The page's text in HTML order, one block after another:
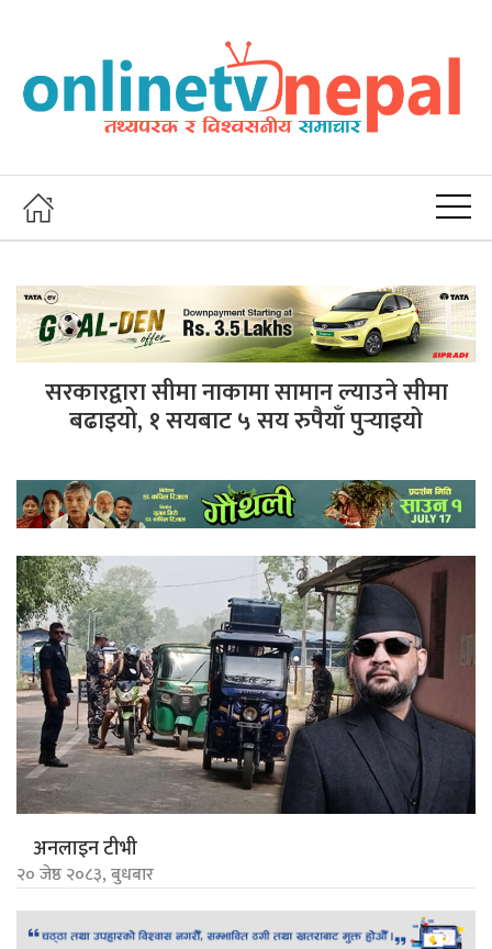
सरकारद्वारा सीमा नाकामा सामान ल्याउने सीमा
बढाइयो, १ सयबाट ५ सय रुपैयाँ पुर्‍याइयो
अनलाइन टीभी
२० जेष्ठ २०८३, बुधबार